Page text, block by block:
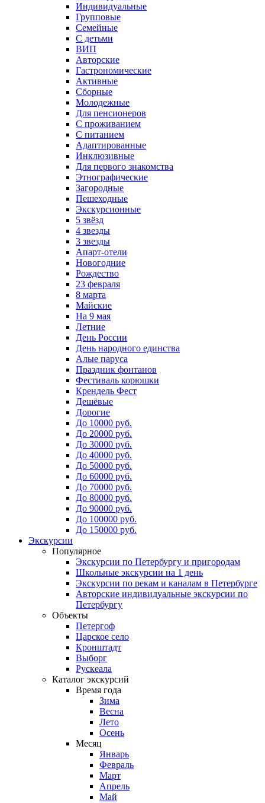
Индивидуальные
Групповые
Семейные
С детьми
ВИП
Авторские
Гастрономические
Активные
Сборные
Молодежные
Для пенсионеров
С проживанием
С питанием
Адаптированные
Инклюзивные
Для первого знакомства
Этнографические
Загородные
Пешеходные
Экскурсионные
5 звёзд
4 звезды
3 звезды
Апарт-отели
Новогодние
Рождество
23 февраля
8 марта
Майские
На 9 мая
Летние
День России
День народного единства
Алые паруса
Праздник фонтанов
Фестиваль корюшки
Крендель Фест
Дешёвые
Дорогие
До 10000 руб.
До 20000 руб.
До 30000 руб.
До 40000 руб.
До 50000 руб.
До 60000 руб.
До 70000 руб.
До 80000 руб.
До 90000 руб.
До 100000 руб.
До 150000 руб.
Экскурсии
Популярное
Экскурсии по Петербургу и пригородам
Школьные экскурсии на 1 день
Экскурсии по рекам и каналам в Петербурге
Авторские индивидуальные экскурсии по
Петербургу
Объекты
Петергоф
Царское село
Кронштадт
Выборг
Рускеала
Каталог экскурсий
Время года
Зима
Весна
Лето
Осень
Месяц
Январь
Февраль
Март
Апрель
Май